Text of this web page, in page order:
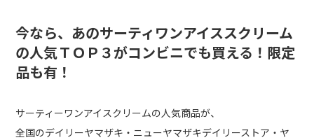
今なら、あのサーティワンアイススクリーム
の人気ＴＯＰ３がコンビニでも買える！限定
品も有！
サーティーワンアイスクリームの人気商品が、
全国のデイリーヤマザキ・ニューヤマザキデイリーストア・ヤ